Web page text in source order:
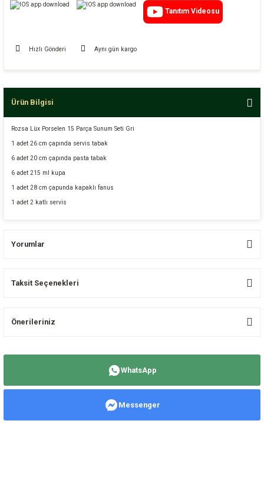
Tanıtım Videosu
Hızlı Gönderi Aynı gün kargo
Ürün Bilgisi
Rozsa Lüx Porselen 15 Parça Sunum Seti Gri
1 adet 26 cm çapında servis tabak
6 adet 20 cm çapında pasta tabak
6 adet 215 ml kupa
1 adet 28 cm çapunda kapaklı fanus
1 adet 2 katlı servis
Yorumlar
Taksit Seçenekleri
Önerileriniz
Ürün resmi kalitesiz, bozuk veya görüntülenemiyor.
WhatsApp
Messenger